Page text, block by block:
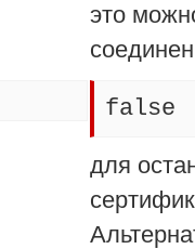
это
false
для